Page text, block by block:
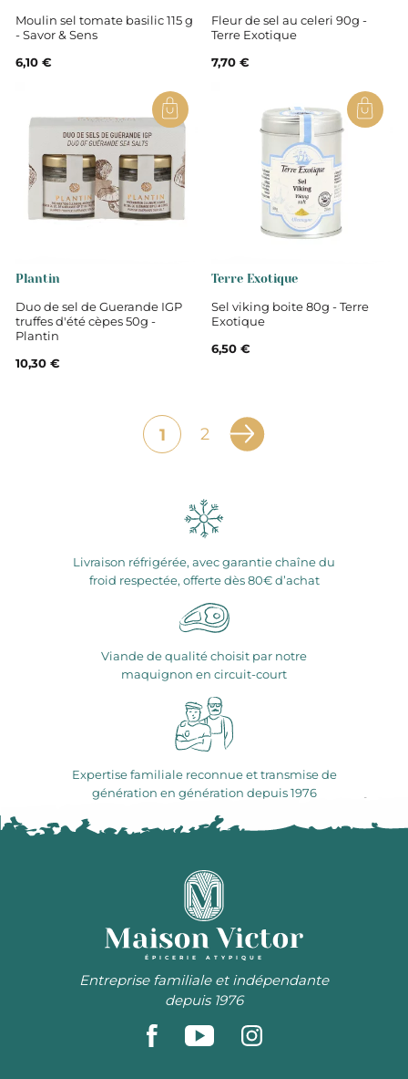
Moulin sel tomate basilic 115 g
- Savor & Sens
6,10 €
Fleur de sel au celeri 90g -
Terre Exotique
7,70 €
Plantin
Duo de sel de Guerande IGP
truffes d'été cèpes 50g -
Plantin
10,30 €
Terre Exotique
Sel viking boite 80g - Terre
Exotique
6,50 €
1 2
Livraison réfrigérée, avec garantie chaîne du
froid respectée, offerte dès 80€ d’achat
Viande de qualité choisit par notre
maquignon en circuit-court
Expertise familiale reconnue et transmise de
génération en génération depuis 1976
ÉPICERIE ATYPIQUE
Entreprise familiale et indépendante
depuis 1976